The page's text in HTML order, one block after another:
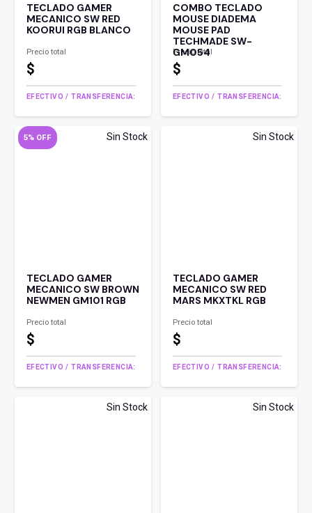
TECLADO GAMER
MECANICO SW RED
KOORUI RGB BLANCO
Precio total
$
EFECTIVO / TRANSFERENCIA:
COMBO TECLADO
MOUSE DIADEMA
MOUSE PAD
TECHMADE SW-
GM054
Precio total
$
EFECTIVO / TRANSFERENCIA:
5% OFF Sin Stock
TECLADO GAMER
MECANICO SW BROWN
NEWMEN GM101 RGB
Precio total
$
EFECTIVO / TRANSFERENCIA:
Sin Stock
TECLADO GAMER
MECANICO SW RED
MARS MKXTKL RGB
Precio total
$
EFECTIVO / TRANSFERENCIA:
Sin Stock Sin Stock